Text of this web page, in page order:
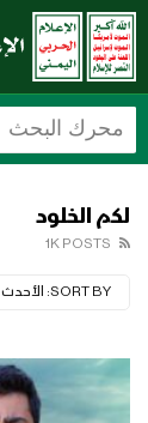
لكم الخلود
1K POSTS
SORT BY: الأحدث